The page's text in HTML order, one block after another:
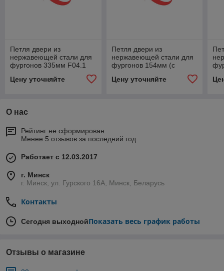
Петля двери из
нержавеющей стали для
фургонов 335мм F04.1
Цену уточняйте
Петля двери из
нержавеющей стали для
фургонов 154мм (с
Цену уточняйте
О нас
Рейтинг не сформирован
Менее 5 отзывов за последний год
Работает с 12.03.2017
г. Минск
г. Минск, ул. Гурского 16А, Минск, Беларусь
Контакты
Сегодня выходнойПоказать весь график работы
Отзывы о магазине